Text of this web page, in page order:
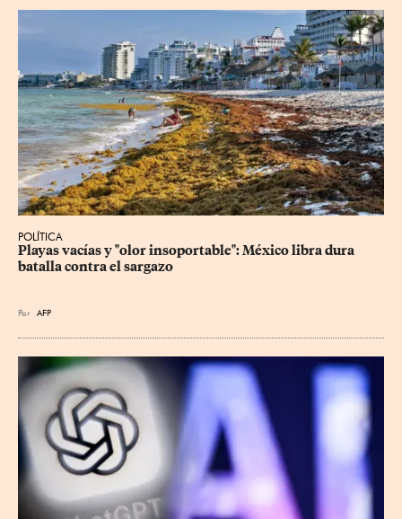
POLÍTICA
Playas vacías y "olor insoportable": México libra dura
batalla contra el sargazo
Por AFP